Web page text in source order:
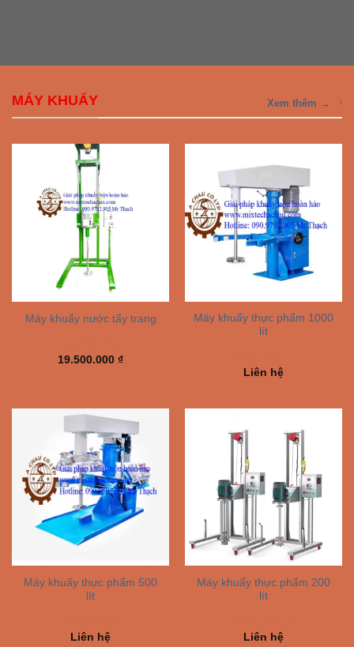
MÁY KHUẤY Xem thêm →
Máy khuấy nước tẩy trang
Rated5.00
19.500.000 ₫
Máy khuấy thực phẩm 1000
lít
Rated 5.00
Liên hệ
Máy khuấy thực phẩm 500
lít
Rated 5.00
Liên hệ
Máy khuấy thực phẩm 200
lít
Rated 5.00
Liên hệ